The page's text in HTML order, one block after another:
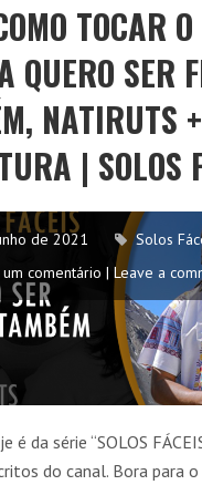
TOCAR
QUERO SER
NATIRUTS +
| SOLOS
de 2021
Solos
comentário | Leave a
é da série “SOLOS
do canal. Bora para